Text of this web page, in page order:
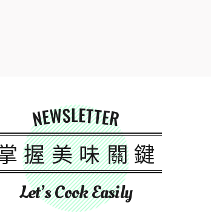
NEWSLETTER
握美味關鍵
Let’s Cook Easily